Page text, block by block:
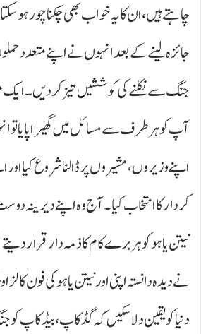
چاہتے ہیں، ان کا یہ خواب بھی چکنا چور ہو
جائزہ لینے کے بعد انہوں نے اپنے متعدد
جنگ سے نکلنے کی کوششیں تیز کر دیں۔
آپ کو ہر طرف سے مسائل میں گھیرا پایا تو
اپنے وزیروں، مشیروں پر ڈالنا شروع کیا
کردار کا انتخاب کیا۔ آج وہ اپنے دیرینہ
نیتن یاہو کو ہر برے کام کا ذمہ دار قرار
نے دیدہ دانستہ اپنی اور نیتن یاہو کی فون کالز
دنیا کو یقین دلا سکیں کہ گڈ کاپ، بیڈ کاپ